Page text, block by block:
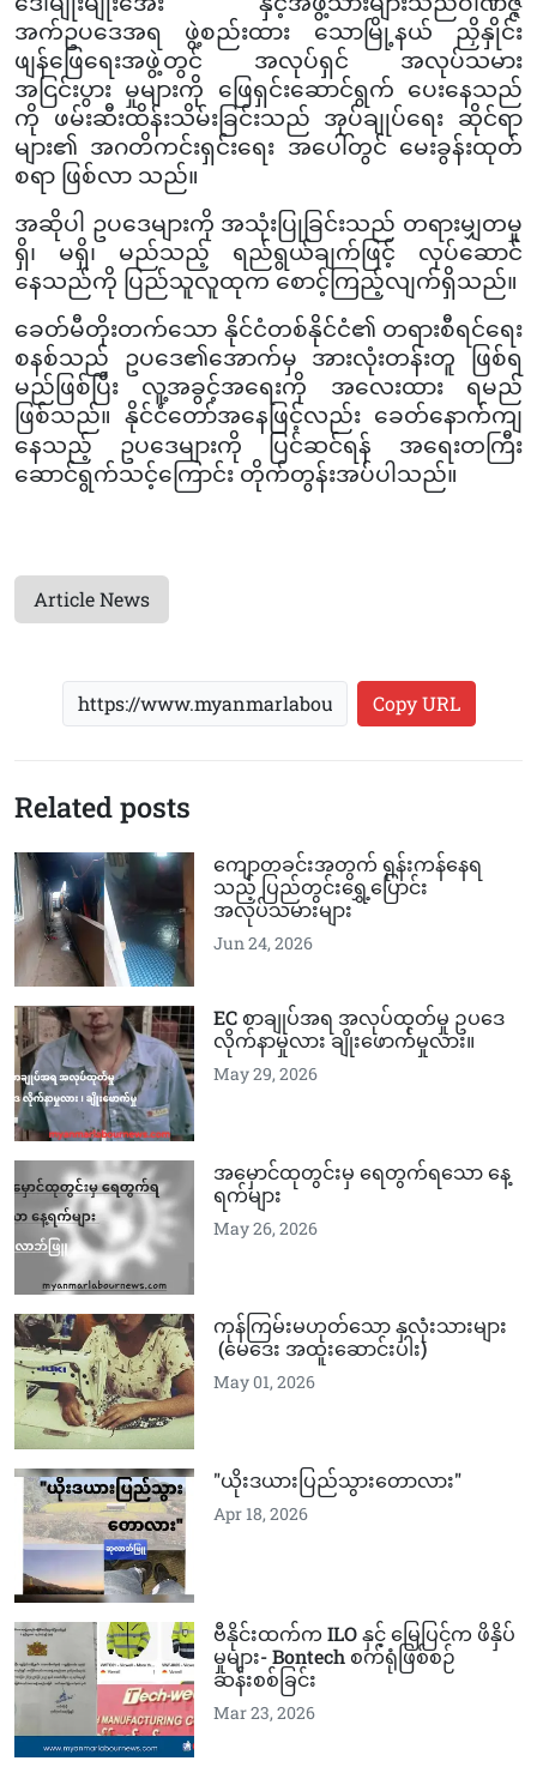
အက်ဥပဒေအရ ဖွဲ့စည်းထား သောမြို့နယ် ညှိနှိုင်း
ဖျန်ဖြေရေးအဖွဲ့တွင် အလုပ်ရှင် အလုပ်သမား
အငြင်းပွား မှုများကို ဖြေရှင်းဆောင်ရွက် ပေးနေသည်
ကို ဖမ်းဆီးထိန်းသိမ်းခြင်းသည် အုပ်ချုပ်ရေး ဆိုင်ရာ
များ၏ အဂတိကင်းရှင်းရေး အပေါ်တွင် မေးခွန်းထုတ်
စရာ ဖြစ်လာ သည်။
အဆိုပါ ဥပဒေများကို အသုံးပြုခြင်းသည် တရားမျှတမှု
ရှိ၊ မရှိ၊ မည်သည့် ရည်ရွယ်ချက်ဖြင့် လုပ်ဆောင်
နေသည်ကို ပြည်သူလူထုက စောင့်ကြည့်လျက်ရှိသည်။
ခေတ်မီတိုးတက်သော နိုင်ငံတစ်နိုင်ငံ၏ တရားစီရင်ရေး
စနစ်သည် ဥပဒေ၏အောက်မှ အားလုံးတန်းတူ ဖြစ်ရ
မည်ဖြစ်ပြီး လူ့အခွင့်အရေးကို အလေးထား ရမည်
ဖြစ်သည်။
နိုင်ငံတော်အနေဖြင့်လည်း ခေတ်နောက်ကျ
နေသည့် ဥပဒေများကို ပြင်ဆင်ရန် အရေးတကြီး
ဆောင်ရွက်သင့်ကြောင်း တိုက်တွန်းအပ်ပါသည်။
Article News
Copy URL
Related posts
ကျောတခင်းအတွက် ရုန်းကန်နေရ
သည့် ပြည်တွင်းရွှေ့ပြောင်း
အလုပ်သမားများ
Jun 24, 2026
EC စာချုပ်အရ အလုပ်ထုတ်မှု ဥပဒေ
လိုက်နာမှုလား ချိုးဖောက်မှုလား။
May 29, 2026
အမှောင်ထုတွင်းမှ ရေတွက်ရသော နေ့
ရက်များ
May 26, 2026
ကုန်ကြမ်းမဟုတ်သော နှလုံးသားများ
(မေဒေး အထူးဆောင်းပါး)
May 01, 2026
"ယိုးဒယားပြည်သွားတောလား"
Apr 18, 2026
ဗီနိုင်းထက်က ILO နှင့် မြေပြင်က ဖိနှိပ်
မှုများ- Bontech စက်ရုံဖြစ်စဉ်
ဆန်းစစ်ခြင်း
Mar 23, 2026